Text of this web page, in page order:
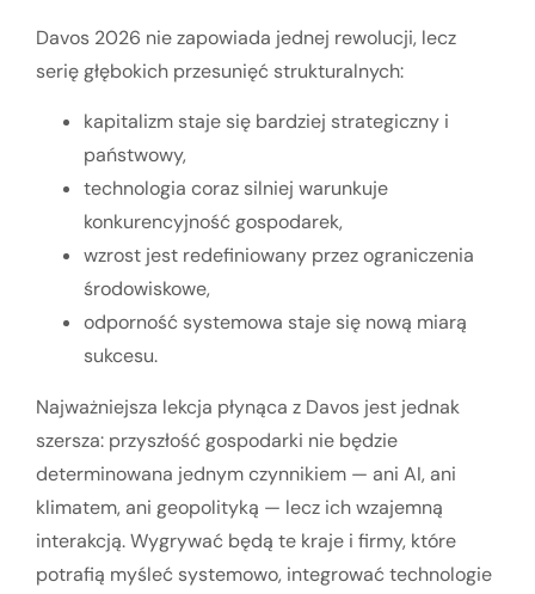
Davos 2026 nie zapowiada jednej rewolucji, lecz
serię głębokich przesunięć strukturalnych:
kapitalizm staje się bardziej strategiczny i
państwowy,
technologia coraz silniej warunkuje
konkurencyjność gospodarek,
wzrost jest redefiniowany przez ograniczenia
środowiskowe,
odporność systemowa staje się nową miarą
sukcesu.
Najważniejsza lekcja płynąca z Davos jest jednak
szersza: przyszłość gospodarki nie będzie
determinowana jednym czynnikiem — ani AI, ani
klimatem, ani geopolityką — lecz ich wzajemną
interakcją. Wygrywać będą te kraje i firmy, które
potrafią myśleć systemowo, integrować technologie